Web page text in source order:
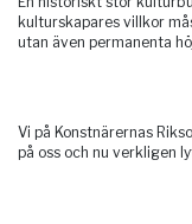
kulturskapares villkor
utan även permanenta
Vi på Konstnärernas
på oss och nu verkligen